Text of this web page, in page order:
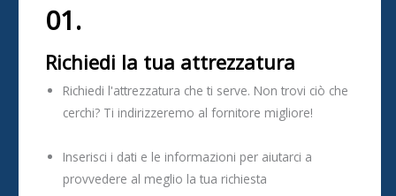
01.
Richiedi la tua attrezzatura
Richiedi l'attrezzatura che ti serve. Non trovi ciò che
cerchi? Ti indirizzeremo al fornitore migliore!
Inserisci i dati e le informazioni per aiutarci a
provvedere al meglio la tua richiesta